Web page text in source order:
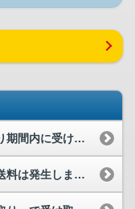
「セブン-イレブン受け取り」の受け取り期間内に受け取ることができませんでし...
「セブン-イレブン受け取り」利用時に送料は発生しますか？